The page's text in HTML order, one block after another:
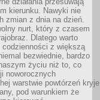
kierunku. Nawyki nie
zmian z dnia na dzień.
nurt, który z czasem
Dlatego warto
codzienności z większą
bezwiednie, bardzo
życiu niż to, co
noworocznych
warstwie powtórzeń kryje
pod warunkiem że